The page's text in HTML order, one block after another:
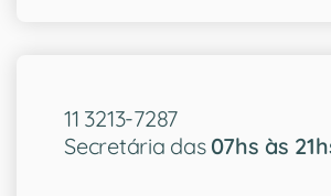
11 3213-7287
Secretária das 07hs às